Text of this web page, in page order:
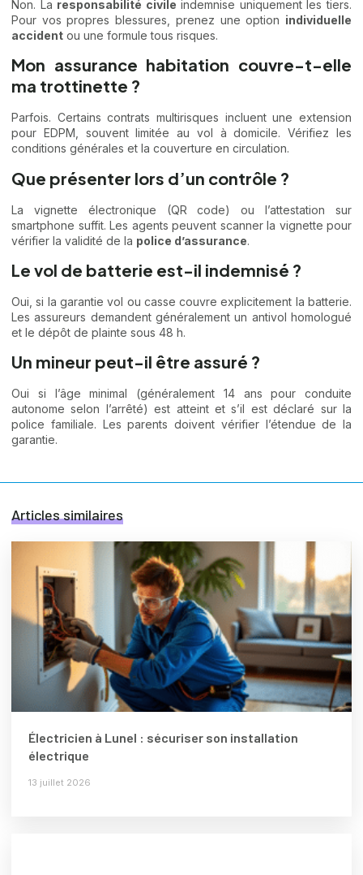
Non. La responsabilité civile indemnise uniquement les tiers.
Pour vos propres blessures, prenez une option individuelle
accident ou une formule tous risques.
Mon assurance habitation couvre-t-elle
ma trottinette ?
Parfois. Certains contrats multirisques incluent une extension
pour EDPM, souvent limitée au vol à domicile. Vérifiez les
conditions générales et la couverture en circulation.
Que présenter lors d’un contrôle ?
La vignette électronique (QR code) ou l’attestation sur
smartphone suffit. Les agents peuvent scanner la vignette pour
vérifier la validité de la police d’assurance.
Le vol de batterie est-il indemnisé ?
Oui, si la garantie vol ou casse couvre explicitement la batterie.
Les assureurs demandent généralement un antivol homologué
et le dépôt de plainte sous 48 h.
Un mineur peut-il être assuré ?
Oui si l’âge minimal (généralement 14 ans pour conduite
autonome selon l’arrêté) est atteint et s’il est déclaré sur la
police familiale. Les parents doivent vérifier l’étendue de la
garantie.
Articles similaires
Électricien à Lunel : sécuriser son installation
électrique
13 juillet 2026